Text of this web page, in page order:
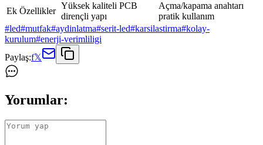
Ek Özellikler
Yüksek kaliteli PCB
dirençli yapı
Açma/kapama anahtarı
pratik kullanım
#led#mutfak#aydinlatma#serit-led#karsilastirma#kolay-
kurulum#enerji-verimliligi
Paylaş:f𝕏
Yorumlar: